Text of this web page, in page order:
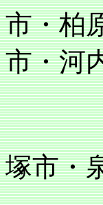
市・柏
市・河
堺市
塚市・